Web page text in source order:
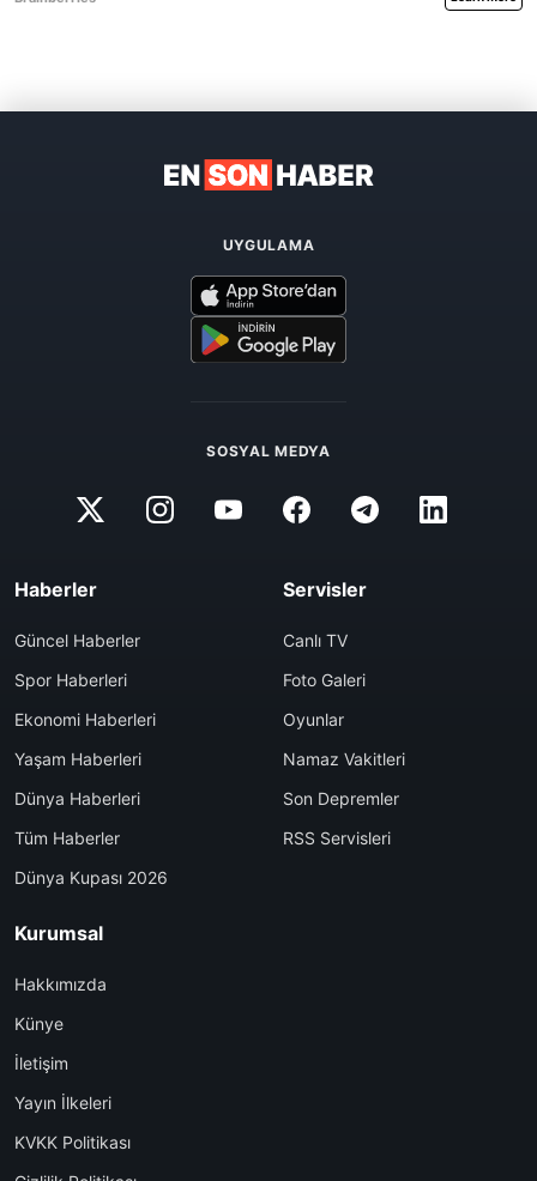
UYGULAMA
SOSYAL MEDYA
Haberler
Güncel Haberler
Spor Haberleri
Ekonomi Haberleri
Yaşam Haberleri
Dünya Haberleri
Tüm Haberler
Dünya Kupası 2026
Servisler
Canlı TV
Foto Galeri
Oyunlar
Namaz Vakitleri
Son Depremler
RSS Servisleri
Kurumsal
Hakkımızda
Künye
İletişim
Yayın İlkeleri
KVKK Politikası